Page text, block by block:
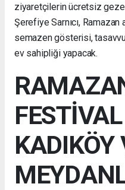
ziyaretçilerin ücretsiz
Şerefiye Sarnıcı,
semazen gösterisi,
ev sahipliği yapacak.
KADIKÖY